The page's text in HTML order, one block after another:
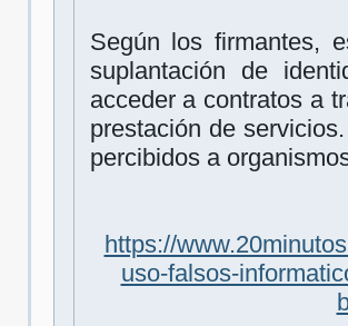
Según los firmantes,
suplantación de
acceder a contratos a
prestación de
percibidos a
https://
uso-falsos-